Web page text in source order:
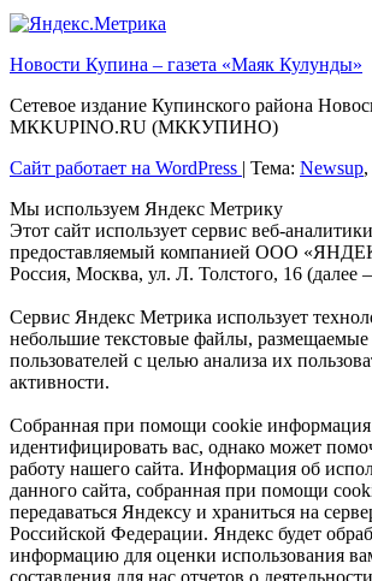
Новости Купина – газета «Маяк Кулунды»
Сетевое издание Купинского района
МКKUPINO.RU (МККУПИНО)
Сайт работает на WordPress
Тема: Newsup
Мы используем Яндекс Метрику
Этот сайт использует сервис веб-
предоставляемый компанией ООО
Россия, Москва, ул. Л. Толстого, 16 (далее
Сервис Яндекс Метрика использует
небольшие текстовые файлы,
пользователей с целью анализа их
активности.
Собранная при помощи cookie
идентифицировать вас, однако может
работу нашего сайта. Информация об
данного сайта, собранная при помощи
передаваться Яндексу и храниться на
Российской Федерации. Яндекс будет
информацию для оценки использования